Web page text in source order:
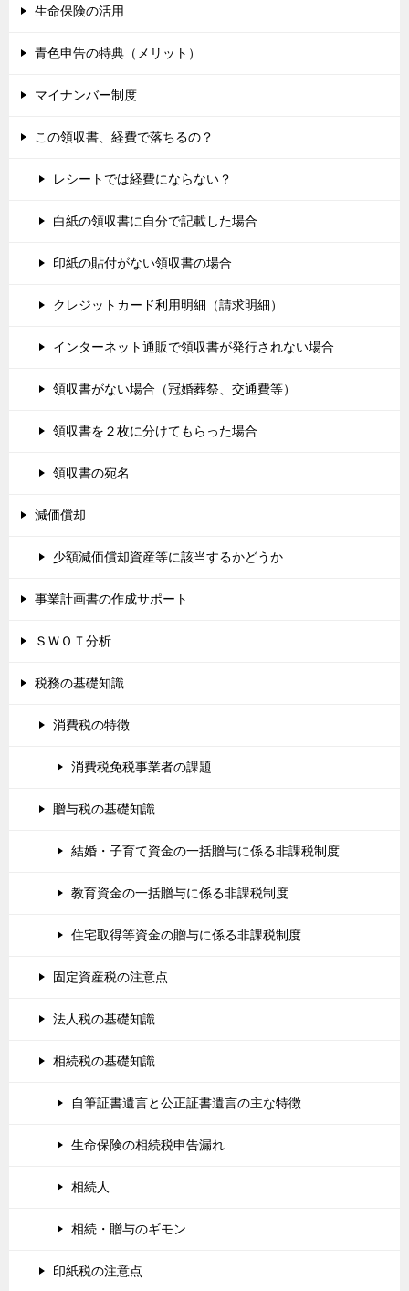
生命保険の活用
青色申告の特典（メリット）
マイナンバー制度
この領収書、経費で落ちるの？
レシートでは経費にならない？
白紙の領収書に自分で記載した場合
印紙の貼付がない領収書の場合
クレジットカード利用明細（請求明細）
インターネット通販で領収書が発行されない場合
領収書がない場合（冠婚葬祭、交通費等）
領収書を２枚に分けてもらった場合
領収書の宛名
減価償却
少額減価償却資産等に該当するかどうか
事業計画書の作成サポート
ＳＷＯＴ分析
税務の基礎知識
消費税の特徴
消費税免税事業者の課題
贈与税の基礎知識
結婚・子育て資金の一括贈与に係る非課税制度
教育資金の一括贈与に係る非課税制度
住宅取得等資金の贈与に係る非課税制度
固定資産税の注意点
法人税の基礎知識
相続税の基礎知識
自筆証書遺言と公正証書遺言の主な特徴
生命保険の相続税申告漏れ
相続人
相続・贈与のギモン
印紙税の注意点